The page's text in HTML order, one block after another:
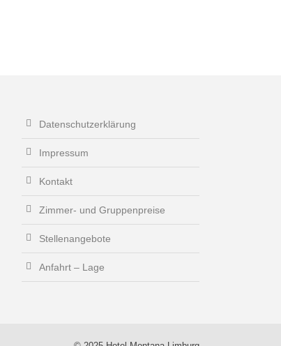
Datenschutzerklärung
Impressum
Kontakt
Zimmer- und Gruppenpreise
Stellenangebote
Anfahrt – Lage